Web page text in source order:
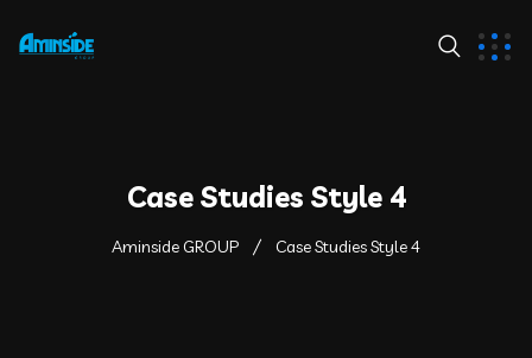
Case Studies Style 4
Aminside GROUP Case Studies Style 4